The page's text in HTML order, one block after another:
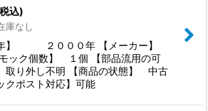
込)
庫なし
年】 ２０００年 【メーカー】
ック個数】 １個 【部品流用の可
り外し不明 【商品の状態】 中古
クポスト対応】可能